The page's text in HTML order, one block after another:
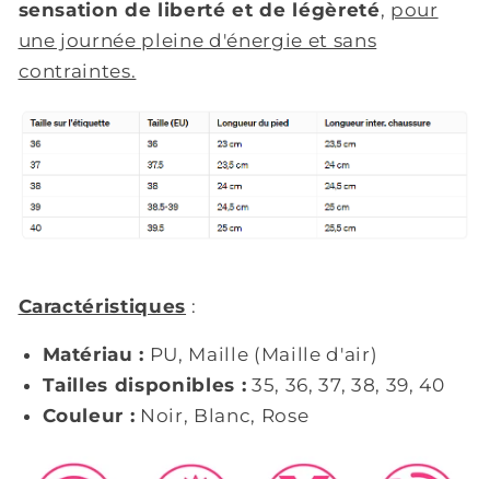
sensation de liberté et de légèreté, pour
une journée pleine d'énergie et sans
contraintes.
Caractéristiques :
Matériau : PU, Maille (Maille d'air)
Tailles disponibles : 35, 36, 37, 38, 39, 40
Couleur : Noir, Blanc, Rose